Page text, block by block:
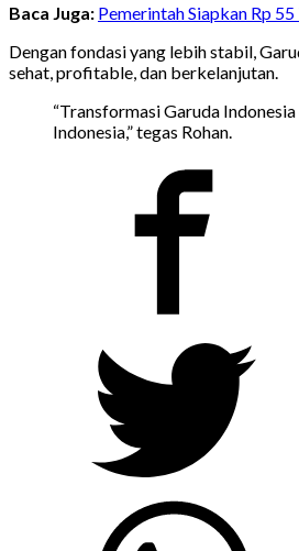
Baca Juga: Pemerintah Siapkan Rp
Dengan fondasi yang lebih stabil,
sehat, profitable, dan berkelanjutan.
“Transformasi Garuda
Indonesia,” tegas Rohan.